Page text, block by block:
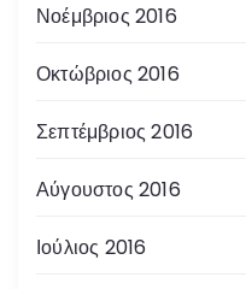
Νοέμβριος 2016
Οκτώβριος 2016
Σεπτέμβριος 2016
Αύγουστος 2016
Ιούλιος 2016